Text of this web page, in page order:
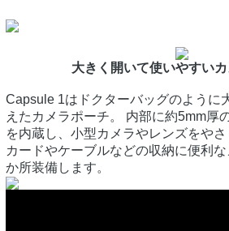
大きく開いて使いやすい
Capsule 1はドクターバッグのように
えたカメラポーチ。 内部に約5mm厚
を内蔵し、小型カメラやレンズをや
カードやケーブルなどの収納に便利
か所装備します。